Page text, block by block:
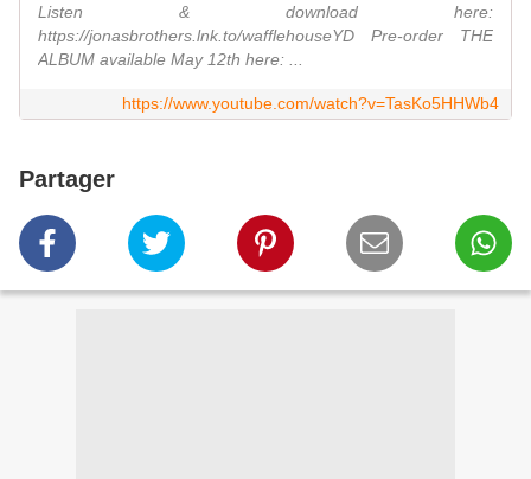
Listen & download here:
https://jonasbrothers.lnk.to/wafflehouseYD Pre-order THE
ALBUM available May 12th here: ...
https://www.youtube.com/watch?v=TasKo5HHWb4
Partager